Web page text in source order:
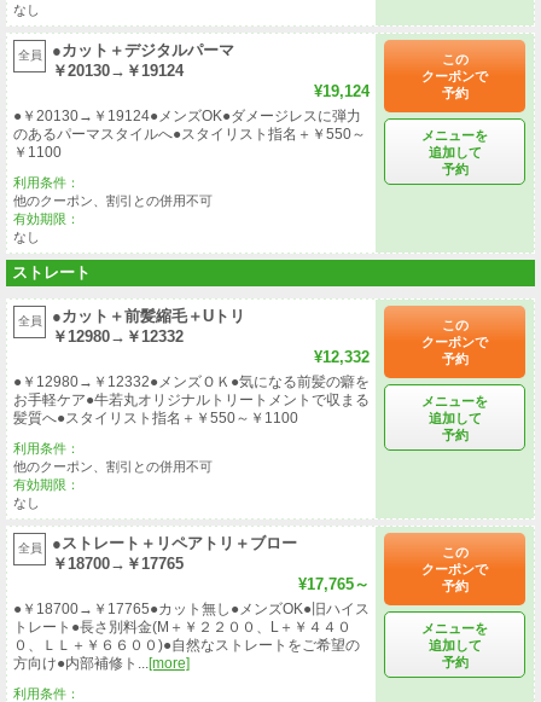
なし
全員
●カット＋デジタルパーマ
￥20130→￥19124
¥19,124
●￥20130→￥19124●メンズOK●ダメージレスに弾力
のあるパーマスタイルへ●スタイリスト指名＋￥550～
￥1100
利用条件：
他のクーポン、割引との併用不可
有効期限：
なし
この
クーポンで
予約
メニューを
追加して
予約
ストレート
全員
●カット＋前髪縮毛＋Uトリ
￥12980→￥12332
¥12,332
●￥12980→￥12332●メンズＯＫ●気になる前髪の癖を
お手軽ケア●牛若丸オリジナルトリートメントで収まる
髪質へ●スタイリスト指名＋￥550～￥1100
利用条件：
他のクーポン、割引との併用不可
有効期限：
なし
この
クーポンで
予約
メニューを
追加して
予約
全員
●ストレート＋リペアトリ＋ブロー
￥18700→￥17765
¥17,765～
●￥18700→￥17765●カット無し●メンズOK●旧ハイス
トレート●長さ別料金(M＋￥２２００、L＋￥４４０
０、ＬＬ＋￥６６００)●自然なストレートをご希望の
方向け●内部補修ト...[more]
利用条件：
この
クーポンで
予約
メニューを
追加して
予約